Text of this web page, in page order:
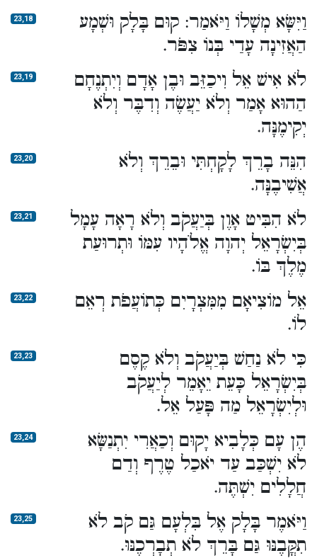
23,18
וַיִּשָּׂא מְשָׁלוֹ וַיֹּאמַר: קוּם בָּלָק וּשְׁמָע
הַאֲזִינָה עָדַי בְּנוֹ צִפֹּר.
23,19
לֹא אִישׁ אֵל וִיכַזֵּב וּבֶן אָדָם וְיִתְנֶחָם
הַהוּא אָמַר וְלֹא יַעֲשֶׂה וְדִבֶּר וְלֹא
יְקִימֶנָּה.
23,20
הִנֵּה בָרֵךְ לָקָחְתִּי וּבֵרֵךְ וְלֹא
אֲשִׁיבֶנָּה.
23,21
לֹא הִבִּיט אָוֶן בְּיַעֲקֹב וְלֹא רָאָה עָמָל
בְּיִשְׂרָאֵל יְהוָה אֱלֹהָיו עִמּוֹ וּתְרוּעַת
מֶלֶךְ בּוֹ.
23,22
אֵל מוֹצִיאָם מִמִּצְרָיִם כְּתוֹעֲפֹת רְאֵם
לוֹ.
23,23
כִּי לֹא נַחַשׁ בְּיַעֲקֹב וְלֹא קֶסֶם
בְּיִשְׂרָאֵל כָּעֵת יֵאָמֵר לְיַעֲקֹב
וּלְיִשְׂרָאֵל מַה פָּעַל אֵל.
23,24
הֶן עָם כְּלָבִיא יָקוּם וְכַאֲרִי יִתְנַשָּׂא
לֹא יִשְׁכַּב עַד יֹאכַל טֶרֶף וְדַם
חֲלָלִים יִשְׁתֶּה.
23,25
וַיֹּאמֶר בָּלָק אֶל בִּלְעָם גַּם קֹב לֹא
תִקֳּבֶנּוּ גַּם בָּרֵךְ לֹא תְבָרְכֶנּוּ.